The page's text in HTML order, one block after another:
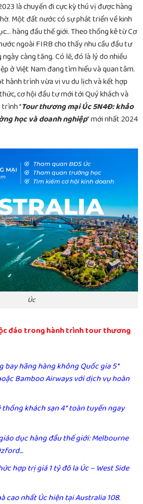
là chuyến đi cực kỳ thú vị được hàng
Một đất nước có sự phát triển về kinh
hàng đầu thế giới. Theo thống kê từ Cơ
ngoài FIRB cho thấy nhu cầu đầu tư
càng tăng. Có lẽ, đó là lý do nhiều
ở Việt Nam đang tìm hiểu và quan tâm.
hành trình vừa vi vu du lịch và kết hợp
cơ hội đầu tư mới tới Quý khách và
“Tour thương mại Úc 5N4Đ: khảo
học và doanh nghiệp” mới nhất 2024
Úc
đáo trong hành trình tour thương
bay hãng hàng không Quốc gia 5*
Bamboo Airways với dịch vụ hoàn
khách sạn 4* toàn tuyến ngay
dục hàng đầu thế giới: Melbourne
hợp trị giá 1 tỷ đô la Úc – West Side
cao nhất Úc hiện tại Australia 108.